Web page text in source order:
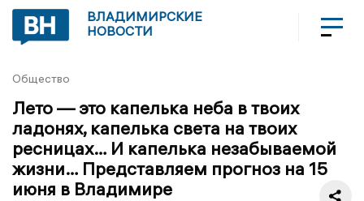
ВЛАДИМИРСКИЕ
НОВОСТИ
Общество
Лето — это капелька неба в твоих
ладонях, капелька света на твоих
ресницах… И капелька незабываемой
жизни… Представляем прогноз на 15
июня в Владимире